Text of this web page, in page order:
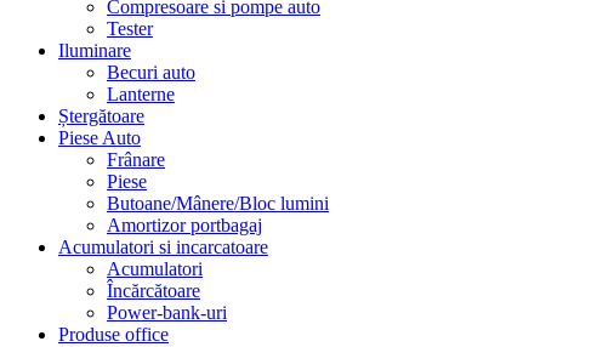
Compresoare si pompe auto
Tester
Iluminare
Becuri auto
Lanterne
Ștergătoare
Piese Auto
Frânare
Piese
Butoane/Mânere/Bloc lumini
Amortizor portbagaj
Acumulatori si incarcatoare
Acumulatori
Încărcătoare
Power-bank-uri
Produse office